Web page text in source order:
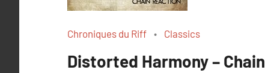
Chroniques du Riff Classics
Distorted Harmony – Chain